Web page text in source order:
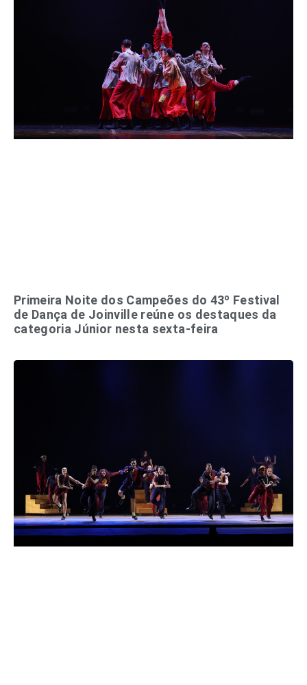
Primeira Noite dos Campeões do 43º Festival
de Dança de Joinville reúne os destaques da
categoria Júnior nesta sexta-feira